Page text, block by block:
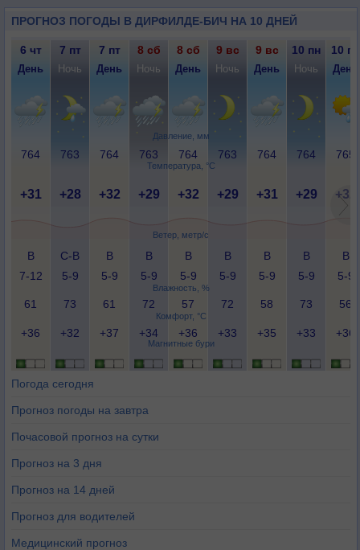
ПРОГНОЗ ПОГОДЫ В ДИРФИЛДЕ-БИЧ НА 10 ДНЕЙ
Давление, мм
Температура, °C
Ветер, метр/с
Влажность, %
Комфорт, °C
Магнитные бури
6 чт 7 пт 7 пт 8 сб 8 сб 9 вс 9 вс 10 пн 10 пн
День Ночь День Ночь День Ночь День Ночь День
764 763 764 763 764 763 764 764 765
+31 +28 +32 +29 +32 +29 +31 +29 +32
В
7-12
С-В
5-9
В
5-9
В
5-9
В
5-9
В
5-9
В
5-9
В
5-9
В
5-9
61 73 61 72 57 72 58 73 56
+36 +32 +37 +34 +36 +33 +35 +33 +36
Погода сегодня
Прогноз погоды на завтра
Почасовой прогноз на сутки
Прогноз на 3 дня
Прогноз на 14 дней
Прогноз для водителей
Медицинский прогноз